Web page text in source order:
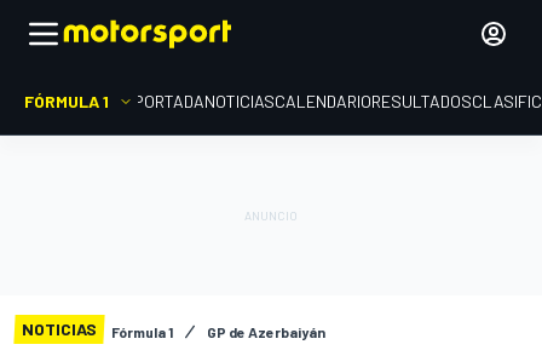
FÓRMULA 1 PORTADANOTICIASCALENDARIORESULTADOS
NOTICIAS Fórmula 1 GP de Azerbaiyán